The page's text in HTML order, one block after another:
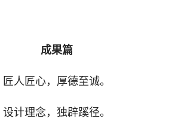
成果篇
匠人匠心，厚德至诚。
设计理念，独辟蹊径。